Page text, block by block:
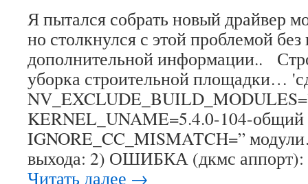
Я пытался собрать новый драйвер
но столкнулся с этой проблемой
дополнительной информации..
уборка строительной площадки…
KERNEL_UNAME=5.4.0-104-общий
IGNORE_CC_MISMATCH=”
выхода: 2) ОШИБКА (дкмс
Читать далее →